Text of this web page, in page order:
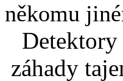
někomu
záhady